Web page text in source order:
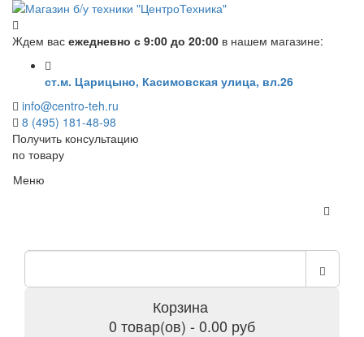
Ждем вас ежедневно с 9:00 до 20:00 в нашем магазине:
ст.м. Царицыно, Касимовская улица, вл.26
info@centro-teh.ru
8 (495) 181-48-98
Получить консультацию
по товару
Меню
Корзина
0 товар(ов) - 0.00 руб